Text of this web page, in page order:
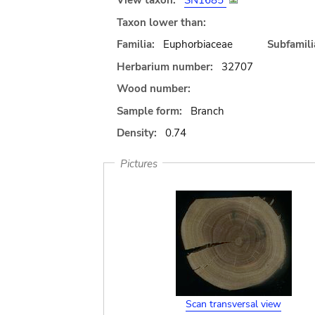
Taxon lower than:
Familia:
Euphorbiaceae
Herbarium number:
32707
Wood number:
Sample form:
Branch
Density:
0.74
Pictures
Scan transversal view